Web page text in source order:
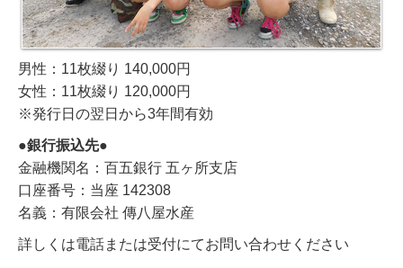
男性：11枚綴り 140,000円
女性：11枚綴り 120,000円
※発行日の翌日から3年間有効
●銀行振込先●
金融機関名：百五銀行 五ヶ所支店
口座番号：当座 142308
名義：有限会社 傳八屋水産
詳しくは電話または受付にてお問い合わせください